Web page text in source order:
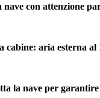
con attenzione
cabine: aria esterna
la nave per